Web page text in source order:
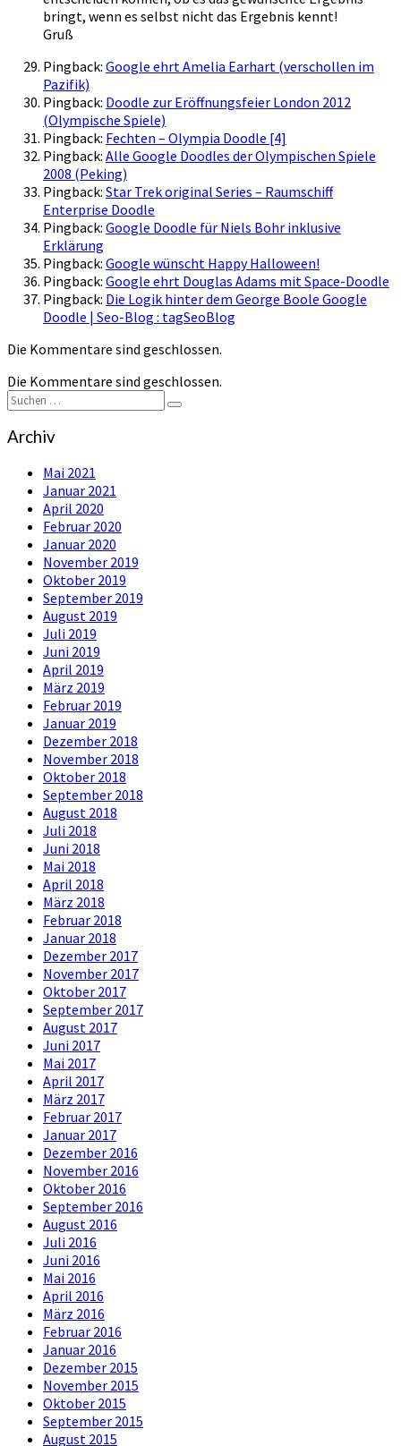
bringt, wenn es selbst nicht das Ergebnis kennt!
Gruß
Pingback: Google ehrt Amelia Earhart (verschollen im
Pazifik)
Pingback: Doodle zur Eröffnungsfeier London 2012
(Olympische Spiele)
Pingback: Fechten – Olympia Doodle [4]
Pingback: Alle Google Doodles der Olympischen Spiele
2008 (Peking)
Pingback: Star Trek original Series – Raumschiff
Enterprise Doodle
Pingback: Google Doodle für Niels Bohr inklusive
Erklärung
Pingback: Google wünscht Happy Halloween!
Pingback: Google ehrt Douglas Adams mit Space-Doodle
Pingback: Die Logik hinter dem George Boole Google
Doodle | Seo-Blog : tagSeoBlog
Die Kommentare sind geschlossen.
Die Kommentare sind geschlossen.
Suchen
nach:
Suchen
Archiv
Mai 2021
Januar 2021
April 2020
Februar 2020
Januar 2020
November 2019
Oktober 2019
September 2019
August 2019
Juli 2019
Juni 2019
April 2019
März 2019
Februar 2019
Januar 2019
Dezember 2018
November 2018
Oktober 2018
September 2018
August 2018
Juli 2018
Juni 2018
Mai 2018
April 2018
März 2018
Februar 2018
Januar 2018
Dezember 2017
November 2017
Oktober 2017
September 2017
August 2017
Juni 2017
Mai 2017
April 2017
März 2017
Februar 2017
Januar 2017
Dezember 2016
November 2016
Oktober 2016
September 2016
August 2016
Juli 2016
Juni 2016
Mai 2016
April 2016
März 2016
Februar 2016
Januar 2016
Dezember 2015
November 2015
Oktober 2015
September 2015
August 2015